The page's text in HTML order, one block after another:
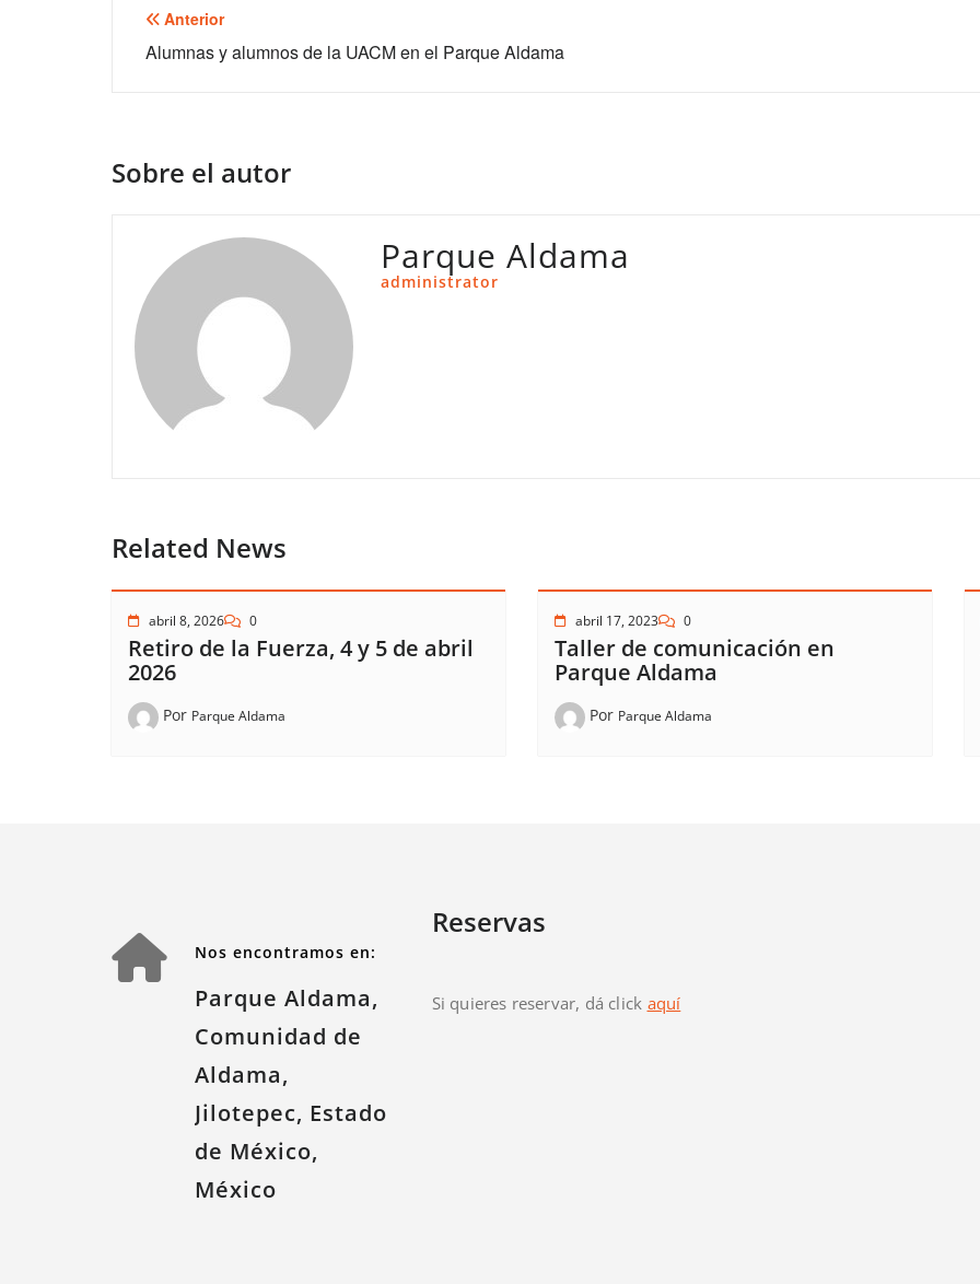
Navegación
de
Anterior
Alumnas y alumnos de la UACM en el Parque Aldama
Sobre el autor
Parque Aldama
administrator
Related News
abril 8, 2026 0
Retiro de la Fuerza, 4 y 5 de abril
2026
Por Parque Aldama
abril 17, 2023 0
Taller de comunicación en
Parque Aldama
Por Parque Aldama
Nos encontramos en:
Parque Aldama,
Comunidad de
Aldama,
Jilotepec, Estado
de México,
México
Reservas
Si quieres reservar, dá click aquí